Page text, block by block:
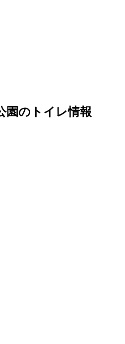
園のトイレ情報